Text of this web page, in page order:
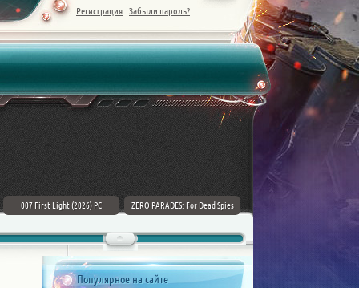
Регистрация Забыли пароль?
007 First Light (2026) PC
ZERO PARADES: For Dead Spies
Mount & Blade II: Bannerlord [v
Популярное на сайте